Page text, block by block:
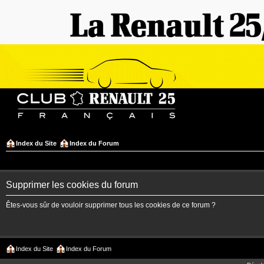
Index du Site Index du Forum
Supprimer les cookies du forum
Êtes-vous sûr de vouloir supprimer tous les cookies de ce forum ?
Index du Site Index du Forum